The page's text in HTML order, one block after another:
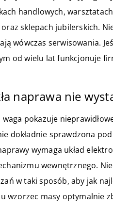
handlowych,
sklepach jubilerskich.
wówczas serwisowania.
od wielu lat funkcjonuje
naprawa nie
pokazuje
dokładnie sprawdzona
wymaga układ
wewnętrznego.
w taki sposób, aby jak
wzorzec masy optymalnie